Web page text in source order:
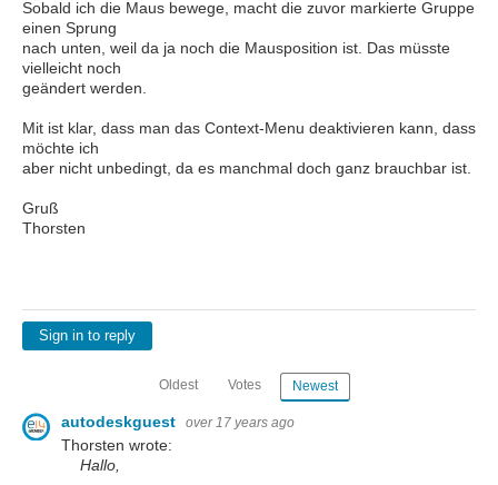
Sobald ich die Maus bewege, macht die zuvor markierte Gruppe
einen Sprung
nach unten, weil da ja noch die Mausposition ist. Das müsste
vielleicht noch
geändert werden.
Mit ist klar, dass man das Context-Menu deaktivieren kann, dass
möchte ich
aber nicht unbedingt, da es manchmal doch ganz brauchbar ist.
Gruß
Thorsten
Sign in to reply
Oldest Votes Newest
autodeskguest over 17 years ago
Thorsten wrote:
Hallo,